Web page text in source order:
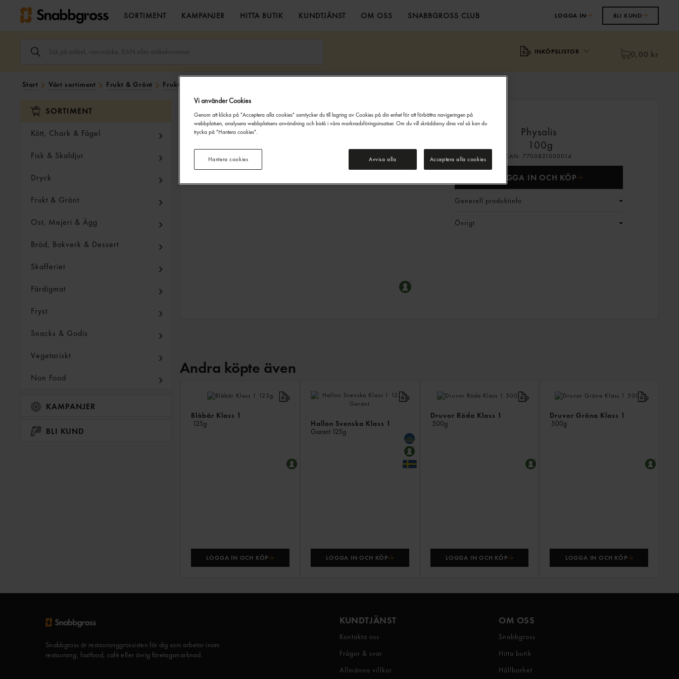
SORTIMENT KAMPANJER HITTA BUTIK KUNDTJÄNST OM OSS SNABBGROSS CLUB LOGGA IN BLI KUND
ARTIKEL,
ARTIKELNUMMER
SÖK
FÄLTET.
INKÖPSLISTOR 0,00 kr
Start Vårt sortiment Frukt & Grönt Frukt & Bär
SORTIMENT
Kött, Chark & Fågel
Fisk & Skaldjur
Dryck
Frukt & Grönt
Ost, Mejeri & Ägg
Bröd, Bakverk & Dessert
Skafferiet
Färdigmat
Fryst
Snacks & Godis
Vegetariskt
Non Food
KAMPANJER
BLI KUND
Physalis
100g
EAN: 7700821000014
LOGGA IN OCH KÖP
Generell produktinfo
Övrigt
Andra köpte även
Blåbär Klass 1
125g
LOGGA IN OCH KÖP
Hallon Svenska Klass 1
Garant 125g
LOGGA IN OCH KÖP
Druvor Röda Klass 1
500g
LOGGA IN OCH KÖP
Druvor Gröna Klass 1
500g
LOGGA IN OCH KÖP
Snabbgross är restauranggrossisten för dig som arbetar inom
restaurang, fastfood, café eller övrig företagsmarknad.
KUNDTJÄNST
Kontakta oss
Frågor & svar
Allmänna villkor
OM OSS
Snabbgross
Hitta butik
Hållbarhet
Godkänn Ålder
Denna webbsida innehåller information om alkoholdrycker. För inköp
och besök på denna webbplats måste du vara 20 år eller äldre.
Vi använder Cookies
Genom att klicka på "Acceptera alla cookies" samtycker du till lagring av Cookies på din enhet för att förbättra navigeringen på
webbplatsen, analysera webbplatsens användning och bistå i våra marknadsföringsinsatser. Om du vill skräddarsy dina val så kan du
trycka på "Hantera cookies".
Avvisa alla Acceptera alla cookies
Hantera cookies